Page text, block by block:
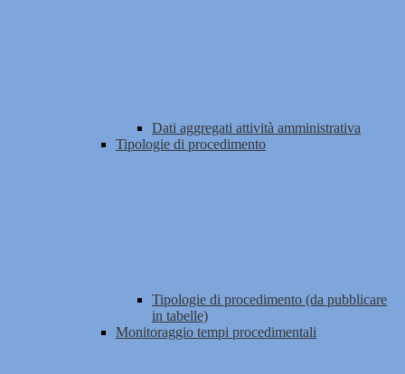
Dati aggregati attività amministrativa
Tipologie di procedimento
Tipologie di procedimento (da pubblicare
in tabelle)
Monitoraggio tempi procedimentali